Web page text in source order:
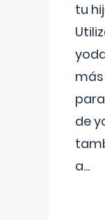
tu
de
a...